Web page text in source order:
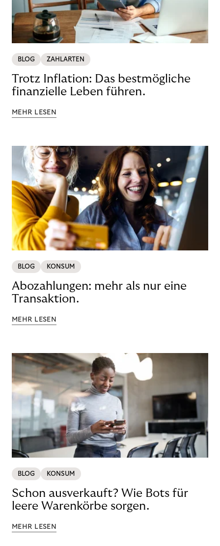
BLOG ZAHLARTEN
Trotz Inflation: Das bestmögliche
finanzielle Leben führen.
MEHR LESEN
BLOG KONSUM
Abozahlungen: mehr als nur eine
Transaktion.
MEHR LESEN
BLOG KONSUM
Schon ausverkauft? Wie Bots für
leere Warenkörbe sorgen.
MEHR LESEN